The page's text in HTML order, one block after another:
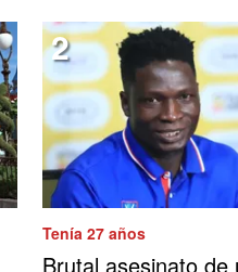
Tenía 27 años
Brutal asesinato de